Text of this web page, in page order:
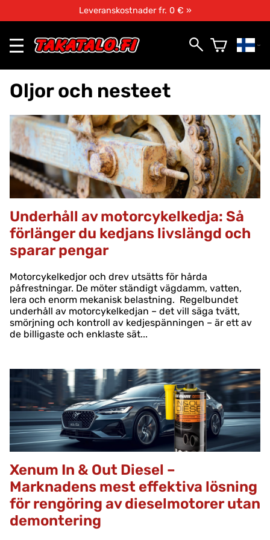
Leveranskostnader fr. 0 € »
Oljor och nesteet
Underhåll av motorcykelkedja: Så
förlänger du kedjans livslängd och
sparar pengar
Motorcykelkedjor och drev utsätts för hårda
påfrestningar. De möter ständigt vägdamm, vatten,
lera och enorm mekanisk belastning. Regelbundet
underhåll av motorcykelkedjan – det vill säga tvätt,
smörjning och kontroll av kedjespänningen – är ett av
de billigaste och enklaste sät...
Xenum In & Out Diesel –
Marknadens mest effektiva lösning
för rengöring av dieselmotorer utan
demontering